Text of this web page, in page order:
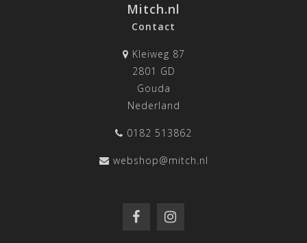
Mitch.nl
Contact
Kleiweg 87
2801 GD
Gouda
Nederland
0182 513862
webshop@mitch.nl